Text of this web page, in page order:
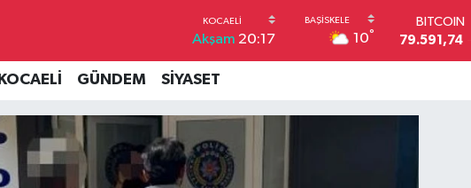
Akşam 20:17 10°
DOLAR
45,43620
EURO
61,60380
KOCAELİ GÜNDEM SİYASET